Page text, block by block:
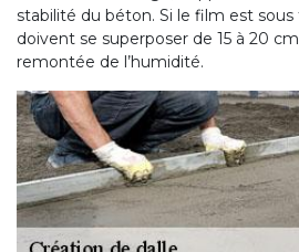
stabilité du béton. Si le film est
doivent se superposer de 15 à 20
remontée de l’humidité.